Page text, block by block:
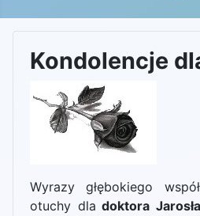
Kondolencje
Wyrazy głębokiego
otuchy dla doktora